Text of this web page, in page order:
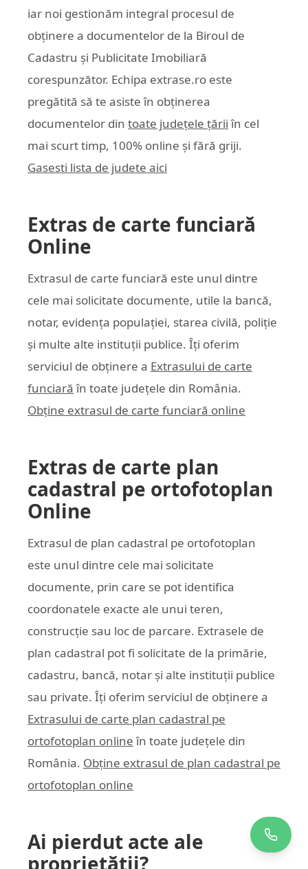
iar noi gestionăm integral procesul de
obținere a documentelor de la Biroul de
Cadastru și Publicitate Imobiliară
corespunzător. Echipa extrase.ro este
pregătită să te asiste în obținerea
documentelor din toate județele țării în cel
mai scurt timp, 100% online și fără griji.
Gasesti lista de judete aici
Extras de carte funciară
Online
Extrasul de carte funciară este unul dintre
cele mai solicitate documente, utile la bancă,
notar, evidența populației, starea civilă, poliție
și multe alte instituții publice. Îți oferim
serviciul de obținere a Extrasului de carte
funciară în toate județele din România.
Obține extrasul de carte funciară online
Extras de carte plan
cadastral pe ortofotoplan
Online
Extrasul de plan cadastral pe ortofotoplan
este unul dintre cele mai solicitate
documente, prin care se pot identifica
coordonatele exacte ale unui teren,
construcție sau loc de parcare. Extrasele de
plan cadastral pot fi solicitate de la primărie,
cadastru, bancă, notar și alte instituții publice
sau private. Îți oferim serviciul de obținere a
Extrasului de carte plan cadastral pe
ortofotoplan online în toate județele din
România. Obține extrasul de plan cadastral pe
ortofotoplan online
Ai pierdut acte ale
proprietății?